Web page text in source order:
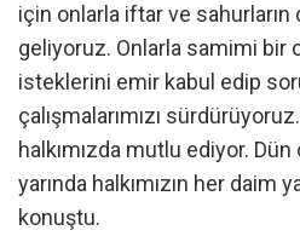
için onlarla iftar ve sahurların
geliyoruz. Onlarla samimi bir
isteklerini emir kabul edip
çalışmalarımızı
halkımızda mutlu ediyor.
yarında halkımızın her daim
konuştu.